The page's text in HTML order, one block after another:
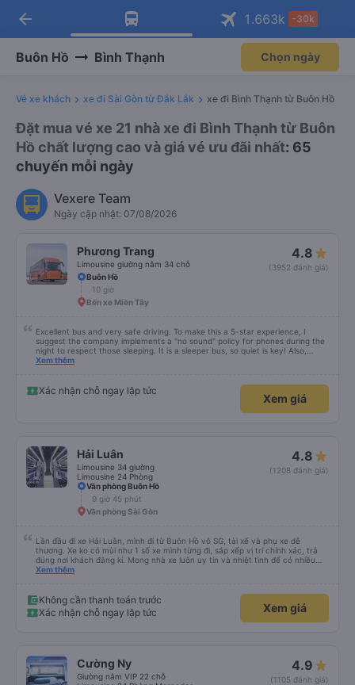
Tải app Vexere ngay!
Nhận ưu đãi thành viên độc
Mở app
Tải app Vexere
-30k/ghế khi đặt vé máy bay qua
Mở app
arrow_back 1.663k -30k
Buôn Hồ Bình Thạnh Chọn ngày
Vé xe khách xe đi Sài Gòn từ Đắk Lắk xe đi Bình Thạnh từ Buôn Hồ
Đặt mua vé xe 21 nhà xe đi Bình Thạnh từ Buôn
Hồ chất lượng cao và giá vé ưu đãi nhất: 65
chuyến mỗi ngày
Vexere Team
Ngày cập nhật: 07/08/2026
Phương Trang
Limousine giường nằm 34 chỗ
4.8
(3952 đánh giá)
Buôn Hồ
10 giờ
Bến xe Miền Tây
Excellent bus and very safe driving. To make this a 5-star experience, I
suggest the company implements a "no sound" policy for phones during the
night to respect those sleeping. It is a sleeper bus, so quiet is key! Also,
please display the Wi-Fi password clearly inside the cabin for convenience. I
quy định rõ ràng về việc giữ im lặng (tắt âm thanh điện thoại) vào ban đêm
để tránh làm phiền hành khách khác ngủ. Ngoài ra, nhà xe nên dán sẵn mật
khẩu Wi-Fi trong xe để hành khách dễ dàng sử dụng. Tôi vẫn sẽ tiếp tục ủng
Xem thêm
Xác nhận chỗ ngay lập tức
Xem giá
Hải Luân
Limousine 34 giường
Limousine 24 Phòng
4.8
(1208 đánh giá)
Văn phòng Buôn Hồ
9 giờ 45 phút
Văn phòng Sài Gòn
Lần đầu đi xe Hải Luân, mình đi từ Buôn Hồ vô SG, tài xế và phụ xe dễ
thương. Xe ko có mùi như 1 số xe mình từng đi, sắp xếp vị trí chính xác, trả
đúng nơi khách đăng kí. Mong nhà xe luôn uy tín và nhiệt tình để có nhiều
khách hàng hơn nữa
Xem thêm
Không cần thanh toán trước
Xác nhận chỗ ngay lập tức
Xem giá
Cường Ny
Giường nằm VIP 22 chỗ
4.9
(1105 đánh giá)